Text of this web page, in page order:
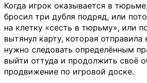
Когда игрок оказывается в
бросил три дубля подряд, или
на клетку «сесть в тюрьму», или
вытянул карту, которая
нужно следовать определённым
выйти оттуда и продолжить своё
продвижение по игровой доске.